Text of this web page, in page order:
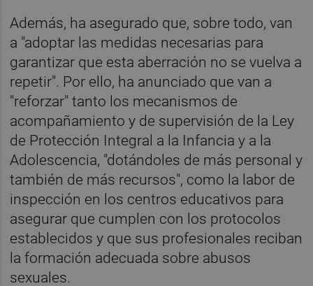
Además, ha asegurado que, sobre todo, van
a "adoptar las medidas necesarias para
garantizar que esta aberración no se vuelva a
repetir". Por ello, ha anunciado que van a
"reforzar" tanto los mecanismos de
acompañamiento y de supervisión de la Ley
de Protección Integral a la Infancia y a la
Adolescencia, "dotándoles de más personal y
también de más recursos", como la labor de
inspección en los centros educativos para
asegurar que cumplen con los protocolos
establecidos y que sus profesionales reciban
la formación adecuada sobre abusos
sexuales.